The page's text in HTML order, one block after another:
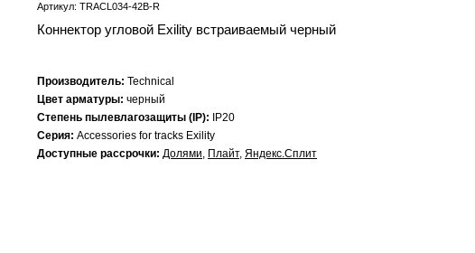
Артикул: TRACL034-42B-R
Коннектор угловой Exility встраиваемый черный
Производитель: Technical
Цвет арматуры: черный
Степень пылевлагозащиты (IP):
IP20
Серия: Accessories for tracks Exility
Доступные рассрочки: Долями, Плайт, Яндекс.Сплит